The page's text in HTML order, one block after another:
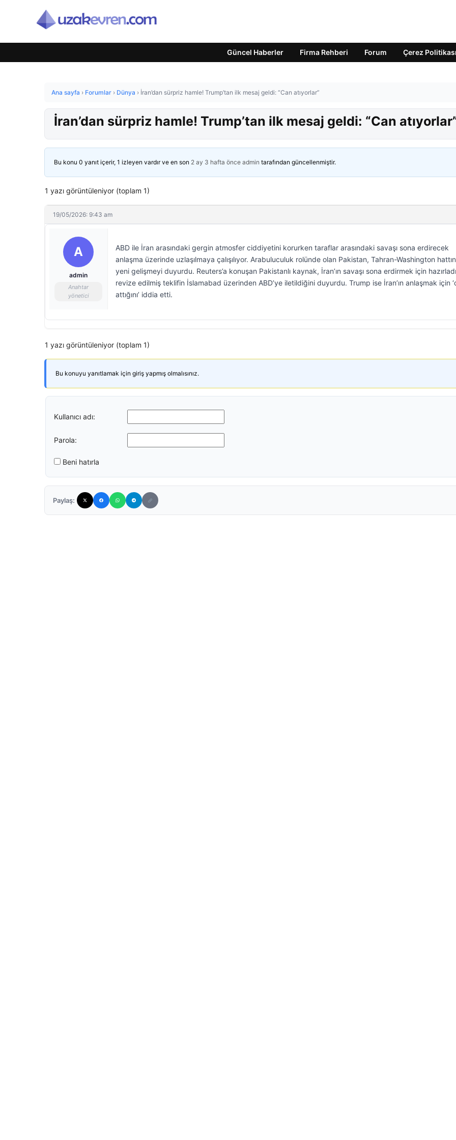
Güncel Haberler Firma Rehberi Forum Çerez Politikası
Ana sayfa › Forumlar › Dünya › İran’dan sürpriz hamle! Trump’tan ilk mesaj geldi: “Can atıyorlar”
İran’dan sürpriz hamle! Trump’tan ilk mesaj geldi: “Can
Bu konu 0 yanıt içerir, 1 izleyen vardır ve en son 2 ay 3 hafta önce admin tarafından güncellenmiştir.
1 yazı görüntüleniyor (toplam 1)
19/05/2026: 9:43 am
A
admin
Anahtar
yönetici
ABD ile İran arasındaki gergin atmosfer ciddiyetini korurken taraflar arasındaki savaşı sona erdirecek
anlaşma üzerinde uzlaşılmaya çalışılıyor. Arabuluculuk rolünde olan Pakistan, Tahran-Washington
yeni gelişmeyi duyurdu. Reuters’a konuşan Pakistanlı kaynak, İran’ın savaşı sona erdirmek için
revize edilmiş teklifin İslamabad üzerinden ABD’ye iletildiğini duyurdu. Trump ise İran’ın anlaşmak için
attığını’ iddia etti.
1 yazı görüntüleniyor (toplam 1)
Bu konuyu yanıtlamak için giriş yapmış olmalısınız.
Kullanıcı adı:
Parola:
Beni hatırla
Paylaş: